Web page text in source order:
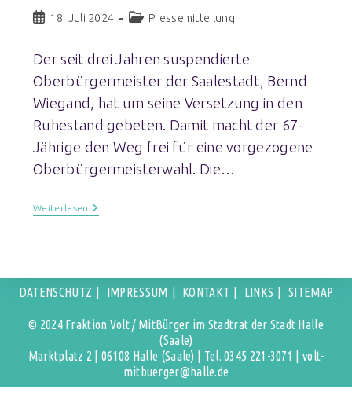
18. Juli 2024 Pressemitteilung
Der seit drei Jahren suspendierte
Oberbürgermeister der Saalestadt, Bernd
Wiegand, hat um seine Versetzung in den
Ruhestand gebeten. Damit macht der 67-
Jährige den Weg frei für eine vorgezogene
Oberbürgermeisterwahl. Die…
Weiterlesen
DATENSCHUTZ IMPRESSUM KONTAKT LINKS SITEMAP
© 2024 Fraktion Volt / MitBürger im Stadtrat der Stadt Halle
(Saale)
Marktplatz 2 | 06108 Halle (Saale) | Tel. 0345 221-3071 | volt-
mitbuerger@halle.de